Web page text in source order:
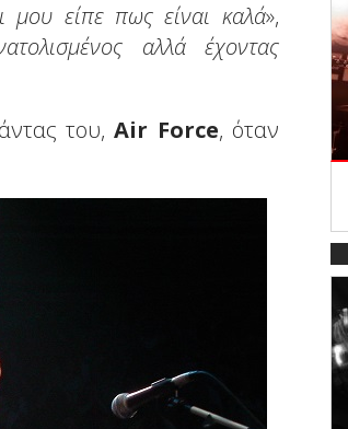
μου είπε πως είναι καλά»,
αλλά έχοντας
του,Air Force, όταν